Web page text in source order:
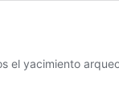
yacimiento